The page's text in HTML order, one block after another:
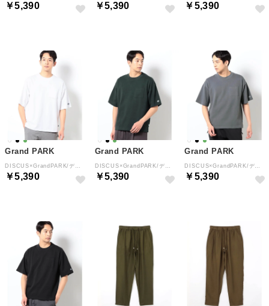
￥5,390 ￥5,390 ￥5,390
Grand PARK
￥5,390
Grand PARK
￥5,390
Grand PARK
￥5,390